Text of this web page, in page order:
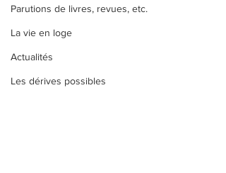
Parutions de livres, revues, etc.
La vie en loge
Actualités
Les dérives possibles